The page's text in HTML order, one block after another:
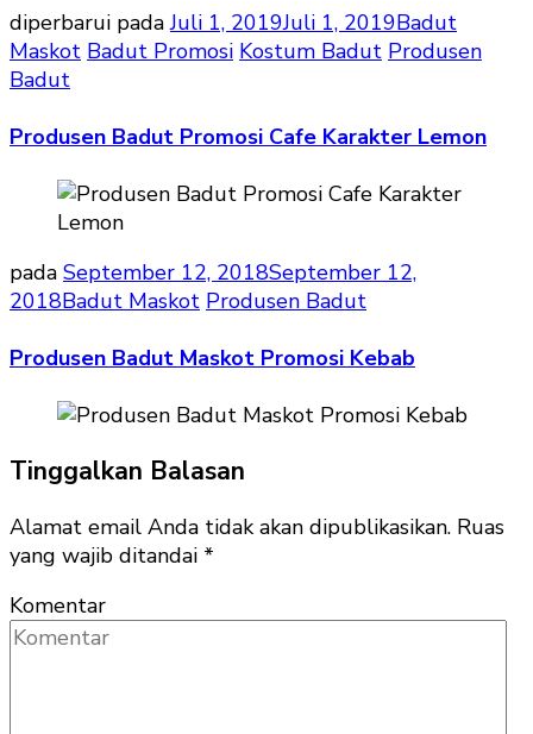
diperbarui padaJuli 1, 2019Juli 1, 2019Badut
Maskot Badut Promosi Kostum Badut Produsen
Badut
Produsen Badut Promosi Cafe Karakter Lemon
pada September 12, 2018September 12,
2018Badut Maskot Produsen Badut
Produsen Badut Maskot Promosi Kebab
Tinggalkan Balasan
Alamat email Anda tidak akan dipublikasikan. Ruas
yang wajib ditandai *
Komentar